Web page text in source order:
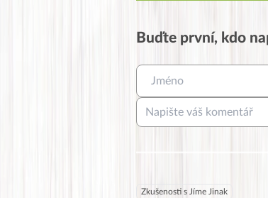
Buďte první, kdo
Zkušenosti s Jíme Jinak